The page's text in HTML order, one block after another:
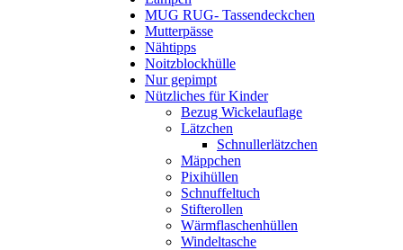
MUG RUG- Tassendeckchen
Mutterpässe
Nähtipps
Noitzblockhülle
Nur gepimpt
Nützliches für Kinder
Bezug Wickelauflage
Lätzchen
Schnullerlätzchen
Mäppchen
Pixihüllen
Schnuffeltuch
Stifterollen
Wärmflaschenhüllen
Windeltasche